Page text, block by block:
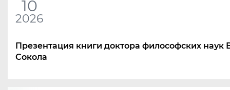
10
2026
Презентация книги доктора философских наук
Сокола